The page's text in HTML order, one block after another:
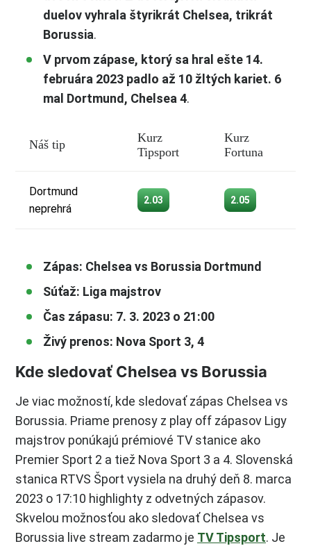
duelov vyhrala štyrikrát Chelsea, trikrát
Borussia.
V prvom zápase, ktorý sa hral ešte 14.
februára 2023 padlo až 10 žltých kariet. 6
mal Dortmund, Chelsea 4.
Náš tip
Kurz
Tipsport
Kurz
Fortuna
Dortmund
neprehrá
2.03 2.05
Zápas: Chelsea vs Borussia Dortmund
Súťaž: Liga majstrov
Čas zápasu: 7. 3. 2023 o 21:00
Živý prenos: Nova Sport 3, 4
Kde sledovať Chelsea vs Borussia
Je viac možností, kde sledovať zápas Chelsea vs
Borussia. Priame prenosy z play off zápasov Ligy
majstrov ponúkajú prémiové TV stanice ako
Premier Sport 2 a tiež Nova Sport 3 a 4. Slovenská
stanica RTVS Šport vysiela na druhý deň 8. marca
2023 o 17:10 highlighty z odvetných zápasov.
Skvelou možnosťou ako sledovať Chelsea vs
Borussia live stream zadarmo je TV Tipsport. Je